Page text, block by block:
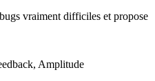
vraiment difficiles et propose
Amplitude